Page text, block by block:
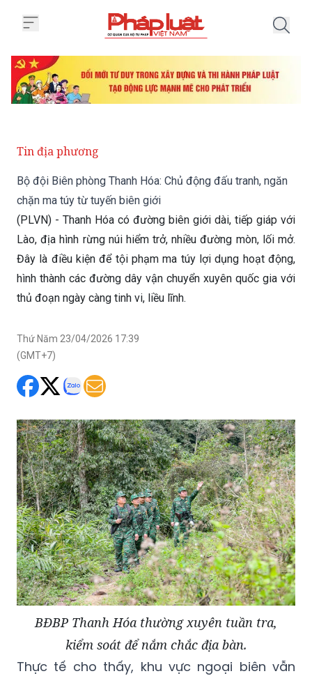
Tin địa phương
Bộ đội Biên phòng Thanh Hóa: Chủ động đấu tranh, ngăn
chặn ma túy từ tuyến biên giới
(PLVN) - Thanh Hóa có đường biên giới dài, tiếp giáp với
Lào, địa hình rừng núi hiểm trở, nhiều đường mòn, lối mở.
Đây là điều kiện để tội phạm ma túy lợi dụng hoạt động,
hình thành các đường dây vận chuyển xuyên quốc gia với
thủ đoạn ngày càng tinh vi, liều lĩnh.
Thứ Năm 23/04/2026 17:39
(GMT+7)
BĐBP Thanh Hóa thường xuyên tuần tra,
kiểm soát để nắm chắc địa bàn.
Thực tế cho thấy, khu vực ngoại biên vẫn